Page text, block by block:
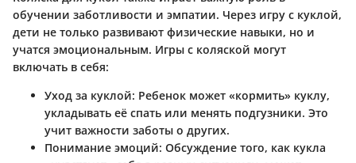
обучении заботливости и эмпатии. Через игру с куклой,
дети не только развивают физические навыки, но и
учатся эмоциональным. Игры с коляской могут
включать в себя:
Уход за куклой: Ребенок может «кормить» куклу,
укладывать её спать или менять подгузники. Это
учит важности заботы о других.
Понимание эмоций: Обсуждение того, как кукла